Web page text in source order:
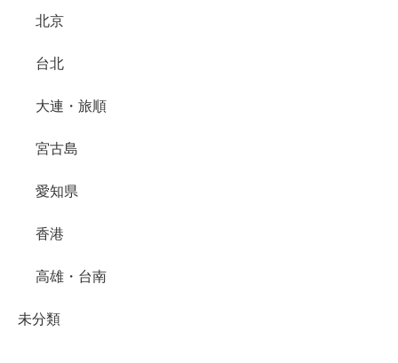
北京
台北
大連・旅順
宮古島
愛知県
香港
高雄・台南
未分類